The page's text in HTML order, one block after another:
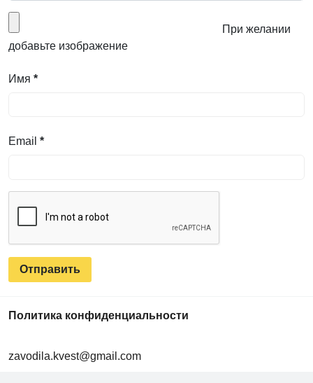
При желании
добавьте изображение
Имя *
Email *
Политика конфиденциальности
zavodila.kvest@gmail.com